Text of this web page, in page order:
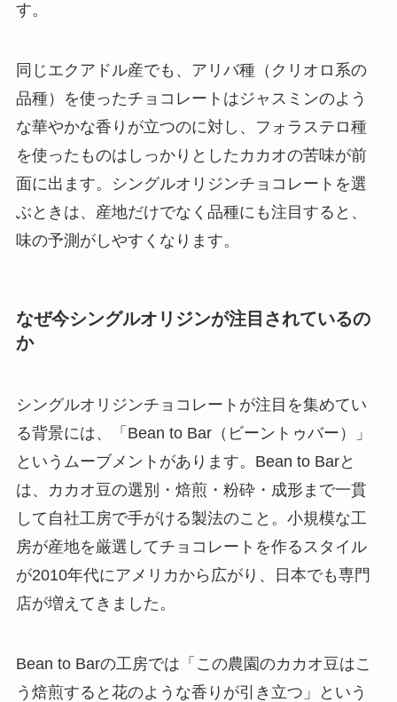
す。
同じエクアドル産でも、アリバ種（クリオロ系の
品種）を使ったチョコレートはジャスミンのよう
な華やかな香りが立つのに対し、フォラステロ種
を使ったものはしっかりとしたカカオの苦味が前
面に出ます。シングルオリジンチョコレートを選
ぶときは、産地だけでなく品種にも注目すると、
味の予測がしやすくなります。
なぜ今シングルオリジンが注目されているの
か
シングルオリジンチョコレートが注目を集めてい
る背景には、「Bean to Bar（ビーントゥバー）」
というムーブメントがあります。Bean to Barと
は、カカオ豆の選別・焙煎・粉砕・成形まで一貫
して自社工房で手がける製法のこと。小規模な工
房が産地を厳選してチョコレートを作るスタイル
が2010年代にアメリカから広がり、日本でも専門
店が増えてきました。
Bean to Barの工房では「この農園のカカオ豆はこ
う焙煎すると花のような香りが引き立つ」という